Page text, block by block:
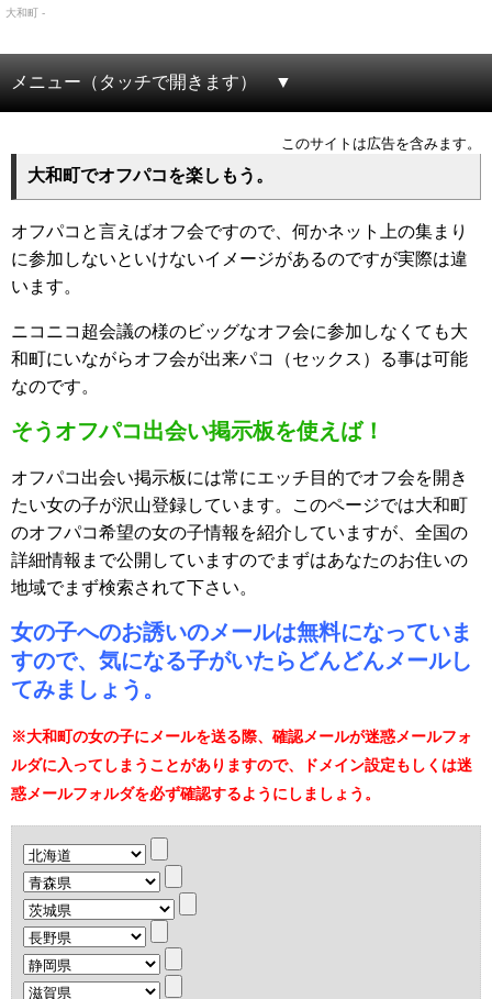
大和町 -
メニュー（タッチで開きます）
このサイトは広告を含みます。
大和町でオフパコを楽しもう。
オフパコと言えばオフ会ですので、何かネット上の集まり
に参加しないといけないイメージがあるのですが実際は違
います。
ニコニコ超会議の様のビッグなオフ会に参加しなくても大
和町にいながらオフ会が出来パコ（セックス）る事は可能
なのです。
そうオフパコ出会い掲示板を使えば！
オフパコ出会い掲示板には常にエッチ目的でオフ会を開き
たい女の子が沢山登録しています。このページでは大和町
のオフパコ希望の女の子情報を紹介していますが、全国の
詳細情報まで公開していますのでまずはあなたのお住いの
地域でまず検索されて下さい。
女の子へのお誘いのメールは無料になっていま
すので、気になる子がいたらどんどんメールし
てみましょう。
※大和町の女の子にメールを送る際、確認メールが迷惑メールフォ
ルダに入ってしまうことがありますので、ドメイン設定もしくは迷
惑メールフォルダを必ず確認するようにしましょう。